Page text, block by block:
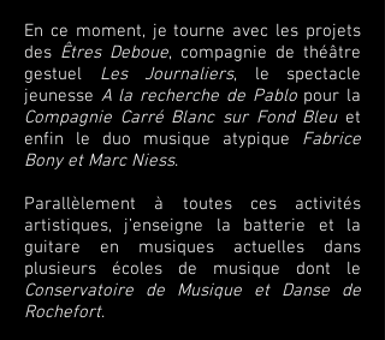
En ce moment, je tourne avec les projets
des Êtres Deboue, compagnie de théâtre
gestuel Les Journaliers, le spectacle
jeunesse A la recherche de Pablopour la
Compagnie Carré Blanc sur Fond Bleuet
enfin le duo musique atypique Fabrice
Bony et Marc Niess.
Parallèlement à toutes ces activités
artistiques, j’enseigne la batterie et la
guitare en musiques actuelles dans
plusieurs écoles de musique dont le
Conservatoire de Musique et Danse de
Rochefort.